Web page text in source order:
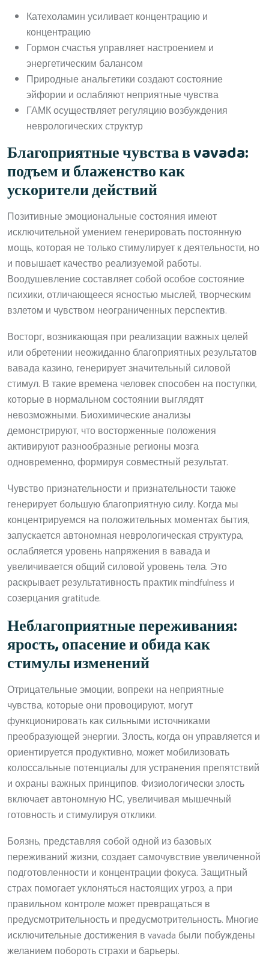
Катехоламин усиливает концентрацию и
концентрацию
Гормон счастья управляет настроением и
энергетическим балансом
Природные анальгетики создают состояние
эйфории и ослабляют неприятные чувства
ГАМК осуществляет регуляцию возбуждения
неврологических структур
Благоприятные чувства в vavada:
подъем и блаженство как
ускорители действий
Позитивные эмоциональные состояния имеют
исключительной умением генерировать постоянную
мощь, которая не только стимулирует к деятельности, но
и повышает качество реализуемой работы.
Воодушевление составляет собой особое состояние
психики, отличающееся ясностью мыслей, творческим
взлетом и чувством неограниченных перспектив.
Восторг, возникающая при реализации важных целей
или обретении неожиданно благоприятных результатов
вавада казино, генерирует значительный силовой
стимул. В такие времена человек способен на поступки,
которые в нормальном состоянии выглядят
невозможными. Биохимические анализы
демонстрируют, что восторженные положения
активируют разнообразные регионы мозга
одновременно, формируя совместный результат.
Чувство признательности и признательности также
генерирует большую благоприятную силу. Когда мы
концентрируемся на положительных моментах бытия,
запускается автономная неврологическая структура,
ослабляется уровень напряжения в вавада и
увеличивается общий силовой уровень тела. Это
раскрывает результативность практик mindfulness и
созерцания gratitude.
Неблагоприятные переживания:
ярость, опасение и обида как
стимулы изменений
Отрицательные эмоции, вопреки на неприятные
чувства, которые они провоцируют, могут
функционировать как сильными источниками
преобразующей энергии. Злость, когда он управляется и
ориентируется продуктивно, может мобилизовать
колоссальные потенциалы для устранения препятствий
и охраны важных принципов. Физиологически злость
включает автономную НС, увеличивая мышечный
готовность и стимулируя отклики.
Боязнь, представляя собой одной из базовых
переживаний жизни, создает самочувствие увеличенной
подготовленности и концентрации фокуса. Защитный
страх помогает уклоняться настоящих угроз, а при
правильном контроле может превращаться в
предусмотрительность и предусмотрительность. Многие
исключительные достижения в vavada были побуждены
желанием побороть страхи и барьеры.